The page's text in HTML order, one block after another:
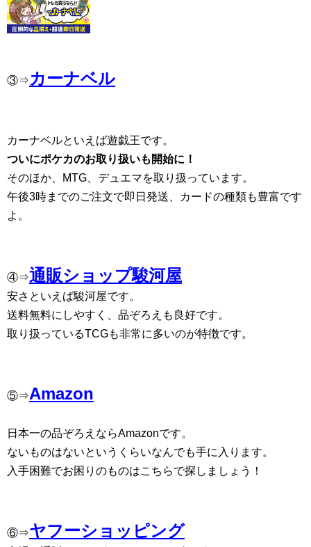
③⇒ カーナベル
カーナベルといえば遊戯王です。
ついにポケカのお取り扱いも開始に！
そのほか、MTG、デュエマを取り扱っています。
午後3時までのご注文で即日発送、カードの種類も豊富です
よ。
④⇒通販ショップ駿河屋
安さといえば駿河屋です。
送料無料にしやすく、品ぞろえも良好です。
取り扱っているTCGも非常に多いのが特徴です。
⑤⇒Amazon
日本一の品ぞろえならAmazonです。
ないものはないというくらいなんでも手に入ります。
入手困難でお困りのものはこちらで探しましょう！
⑥⇒ヤフーショッピング